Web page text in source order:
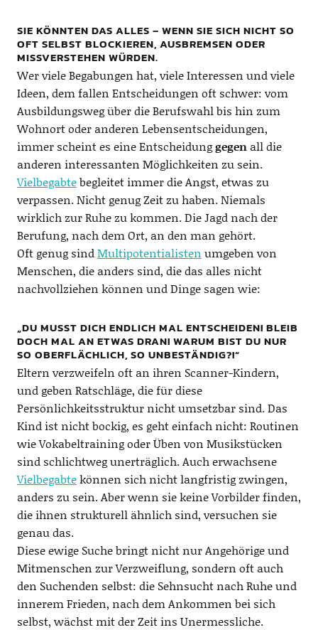
SIE KÖNNTEN DAS ALLES – WENN SIE SICH NICHT SO
OFT SELBST BLOCKIEREN, AUSBREMSEN ODER
MISSVERSTEHEN WÜRDEN.
Wer viele Begabungen hat, viele Interessen und viele
Ideen, dem fallen Entscheidungen oft schwer: vom
Ausbildungsweg über die Berufswahl bis hin zum
Wohnort oder anderen Lebensentscheidungen,
immer scheint es eine Entscheidunggegenall die
anderen interessanten Möglichkeiten zu sein.
Vielbegabtebegleitet immer die Angst, etwas zu
verpassen. Nicht genug Zeit zu haben. Niemals
wirklich zur Ruhe zu kommen. Die Jagd nach der
Berufung, nach dem Ort, an den man gehört.
Oft genug sindMultipotentialisten umgeben von
Menschen, die anders sind, die das alles nicht
nachvollziehen können und Dinge sagen wie:
„DU MUSST DICH ENDLICH MAL ENTSCHEIDEN! BLEIB
DOCH MAL AN ETWAS DRAN! WARUM BIST DU NUR
SO OBERFLÄCHLICH, SO UNBESTÄNDIG?!“
Eltern verzweifeln oft an ihren Scanner-Kindern,
und geben Ratschläge, die für diese
Persönlichkeitsstruktur nicht umsetzbar sind. Das
Kind ist nicht bockig, es geht einfach nicht: Routinen
wie Vokabeltraining oder Üben von Musikstücken
sind schlichtweg unerträglich. Auch erwachsene
Vielbegabtekönnen sich nicht langfristig zwingen,
anders zu sein. Aber wenn sie keine Vorbilder finden,
die ihnen strukturell ähnlich sind, versuchen sie
genau das.
Diese ewige Suche bringt nicht nur Angehörige und
Mitmenschen zur Verzweiflung, sondern oft auch
den Suchenden selbst: die Sehnsucht nach Ruhe und
innerem Frieden, nach dem Ankommen bei sich
selbst, wächst mit der Zeit ins Unermessliche.